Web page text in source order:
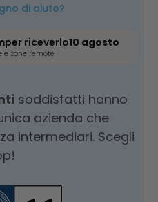
di aiuto?
per riceverlo10 agosto
e zone remote
soddisfatti hanno
azienda che
intermediari. Scegli